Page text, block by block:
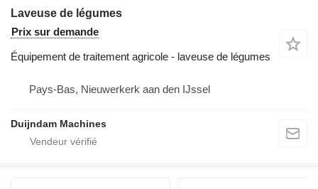
Laveuse de légumes
Prix sur demande
Équipement de traitement agricole - laveuse de légumes
Pays-Bas, Nieuwerkerk aan den IJssel
Duijndam Machines